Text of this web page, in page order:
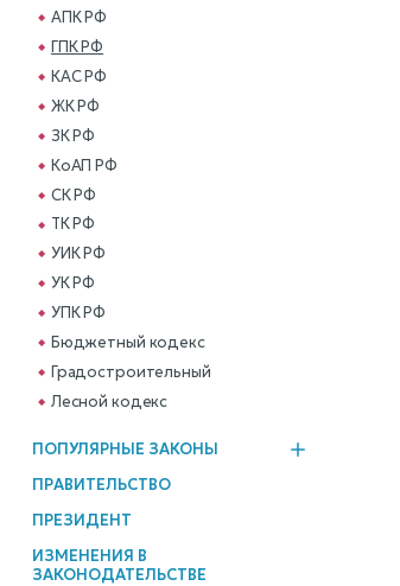
АПК РФ
ГПК РФ
КАС РФ
ЖК РФ
ЗК РФ
КоАП РФ
СК РФ
ТК РФ
УИК РФ
УК РФ
УПК РФ
Бюджетный кодекс
Градостроительный
Лесной кодекс
ПОПУЛЯРНЫЕ ЗАКОНЫ
ПРАВИТЕЛЬСТВО
ПРЕЗИДЕНТ
ИЗМЕНЕНИЯ В
ЗАКОНОДАТЕЛЬСТВЕ